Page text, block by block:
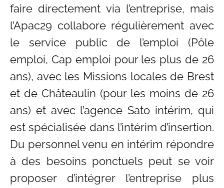
faire directement via l’entreprise, mais
l’Apac29 collabore régulièrement avec
le service public de l’emploi (Pôle
emploi, Cap emploi pour les plus de 26
ans), avec les Missions locales de Brest
et de Châteaulin (pour les moins de 26
ans) et avec l’agence Sato intérim, qui
est spécialisée dans l’intérim d’insertion.
Du personnel venu en intérim répondre
à des besoins ponctuels peut se voir
proposer d’intégrer l’entreprise plus